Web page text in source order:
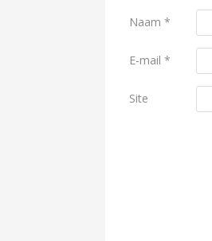
Naam *
E-mail *
Site